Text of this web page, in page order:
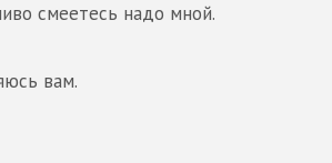
смеетесь надо мной.
вам.